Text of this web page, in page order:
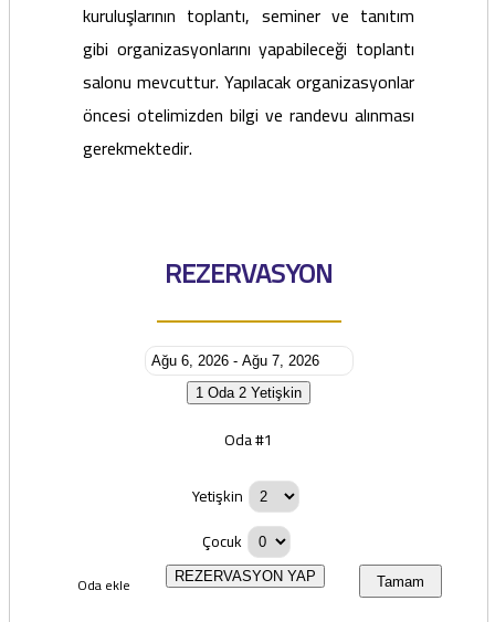
kuruluşlarının toplantı, seminer ve tanıtım
gibi organizasyonlarını yapabileceği toplantı
salonu mevcuttur. Yapılacak organizasyonlar
öncesi otelimizden bilgi ve randevu alınması
gerekmektedir.
REZERVASYON
1 Oda 2 Yetişkin
Oda #1
Yetişkin
Çocuk
Oda ekle Tamam
REZERVASYON YAP